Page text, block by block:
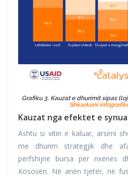
Grafiku 3. Kauzat e dhurimit sipas
Shkarkoni
Kauzat nga efektet e
Ashtu si vitin e kaluar, arsimi
me dhurim strategjik dhe
përfshijnë bursa për nxënës
Kosovën. Në anën tjetër, në